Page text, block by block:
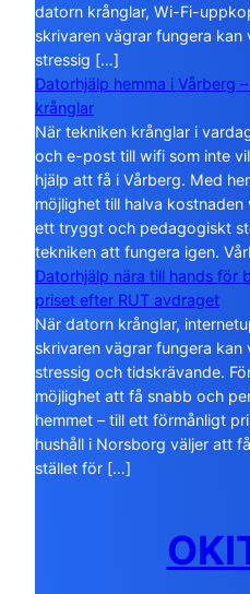
datorn krånglar, Wi-Fi-
skrivaren vägrar fungera
stressig […]
Datorhjälp hemma i Vårberg
krånglar
När tekniken krånglar i
och e-post till wifi som inte
hjälp att få i Vårberg. Med
möjlighet till halva
ett tryggt och pedagogiskt
tekniken att fungera igen.
Datorhjälp nära till hands för
priset efter RUT avdraget
När datorn krånglar,
skrivaren vägrar fungera
stressig och tidskrävande.
möjlighet att få snabb och
hemmet – till ett förmånligt
hushåll i Norsborg väljer att
stället för […]